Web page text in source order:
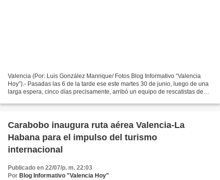
Valencia (Por: Luis González Manrique/ Fotos Blog Informativo “Valencia
Hoy”).- Pasadas las 6 de la tarde ese este martes 30 de junio, luego de una
larga espera, cinco días precisamente, arribó un equipo de rescatistas de
Carabobo inaugura ruta aérea Valencia-La
Habana para el impulso del turismo
internacional
Publicado en 22/07/p. m. 22:03
Por Blog Informativo "Valencia Hoy"